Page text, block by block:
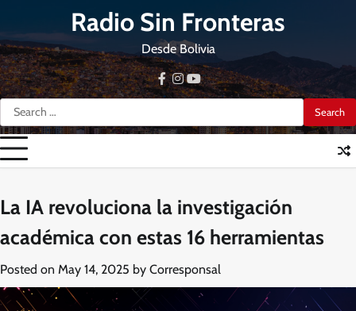
content
Radio Sin Fronteras
Desde Bolivia
Search
for:
facebook
instagram
youtube
La IA revoluciona la investigación
académica con estas 16 herramientas
Posted on May 14, 2025 by Corresponsal